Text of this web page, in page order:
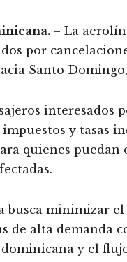
– La
por
Santo
interesados
y tasas
quienes
busca minimizar
de alta demanda
y el